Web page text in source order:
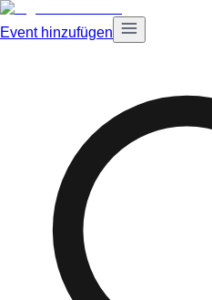
Event hinzufügen